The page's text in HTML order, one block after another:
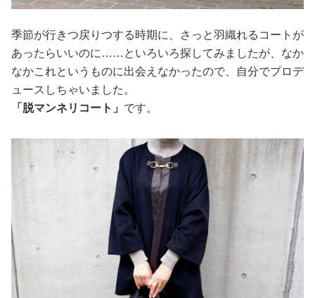
季節が行きつ戻りつする時期に、さっと羽織れるコートが
あったらいいのに……といろいろ探してみましたが、なか
なかこれというものに出会えなかったので、自分でプロデ
ュースしちゃいました。
「脱マンネリコート」 です。